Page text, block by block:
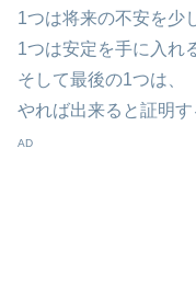
1つは将来の不安を少
1つは安定を手に入れ
そして最後の1つは、
やれば出来ると証明す
AD